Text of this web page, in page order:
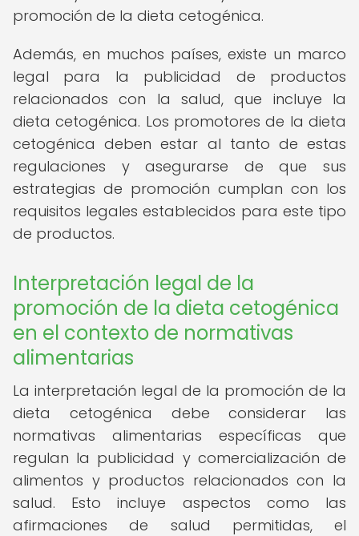
promoción de la dieta cetogénica.
Además, en muchos países, existe un marco
legal para la publicidad de productos
relacionados con la salud, que incluye la
dieta cetogénica. Los promotores de la dieta
cetogénica deben estar al tanto de estas
regulaciones y asegurarse de que sus
estrategias de promoción cumplan con los
requisitos legales establecidos para este tipo
de productos.
Interpretación legal de la
promoción de la dieta cetogénica
en el contexto de normativas
alimentarias
La interpretación legal de la promoción de la
dieta cetogénica debe considerar las
normativas alimentarias específicas que
regulan la publicidad y comercialización de
alimentos y productos relacionados con la
salud. Esto incluye aspectos como las
afirmaciones de salud permitidas, el